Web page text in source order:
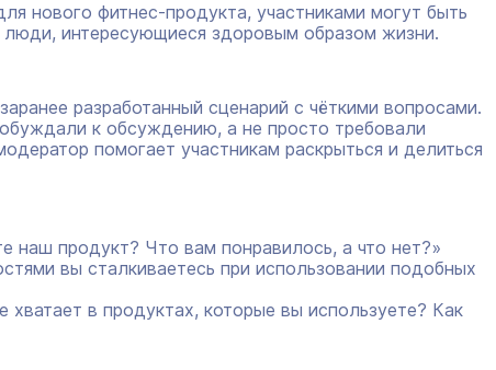
нового фитнес-продукта, участниками могут быть
люди, интересующиеся здоровым образом жизни.
разработанный сценарий с чёткими вопросами.
к обсуждению, а не просто требовали
помогает участникам раскрыться и делиться
наш продукт? Что вам понравилось, а что нет?»
вы сталкиваетесь при использовании подобных
хватает в продуктах, которые вы используете? Как